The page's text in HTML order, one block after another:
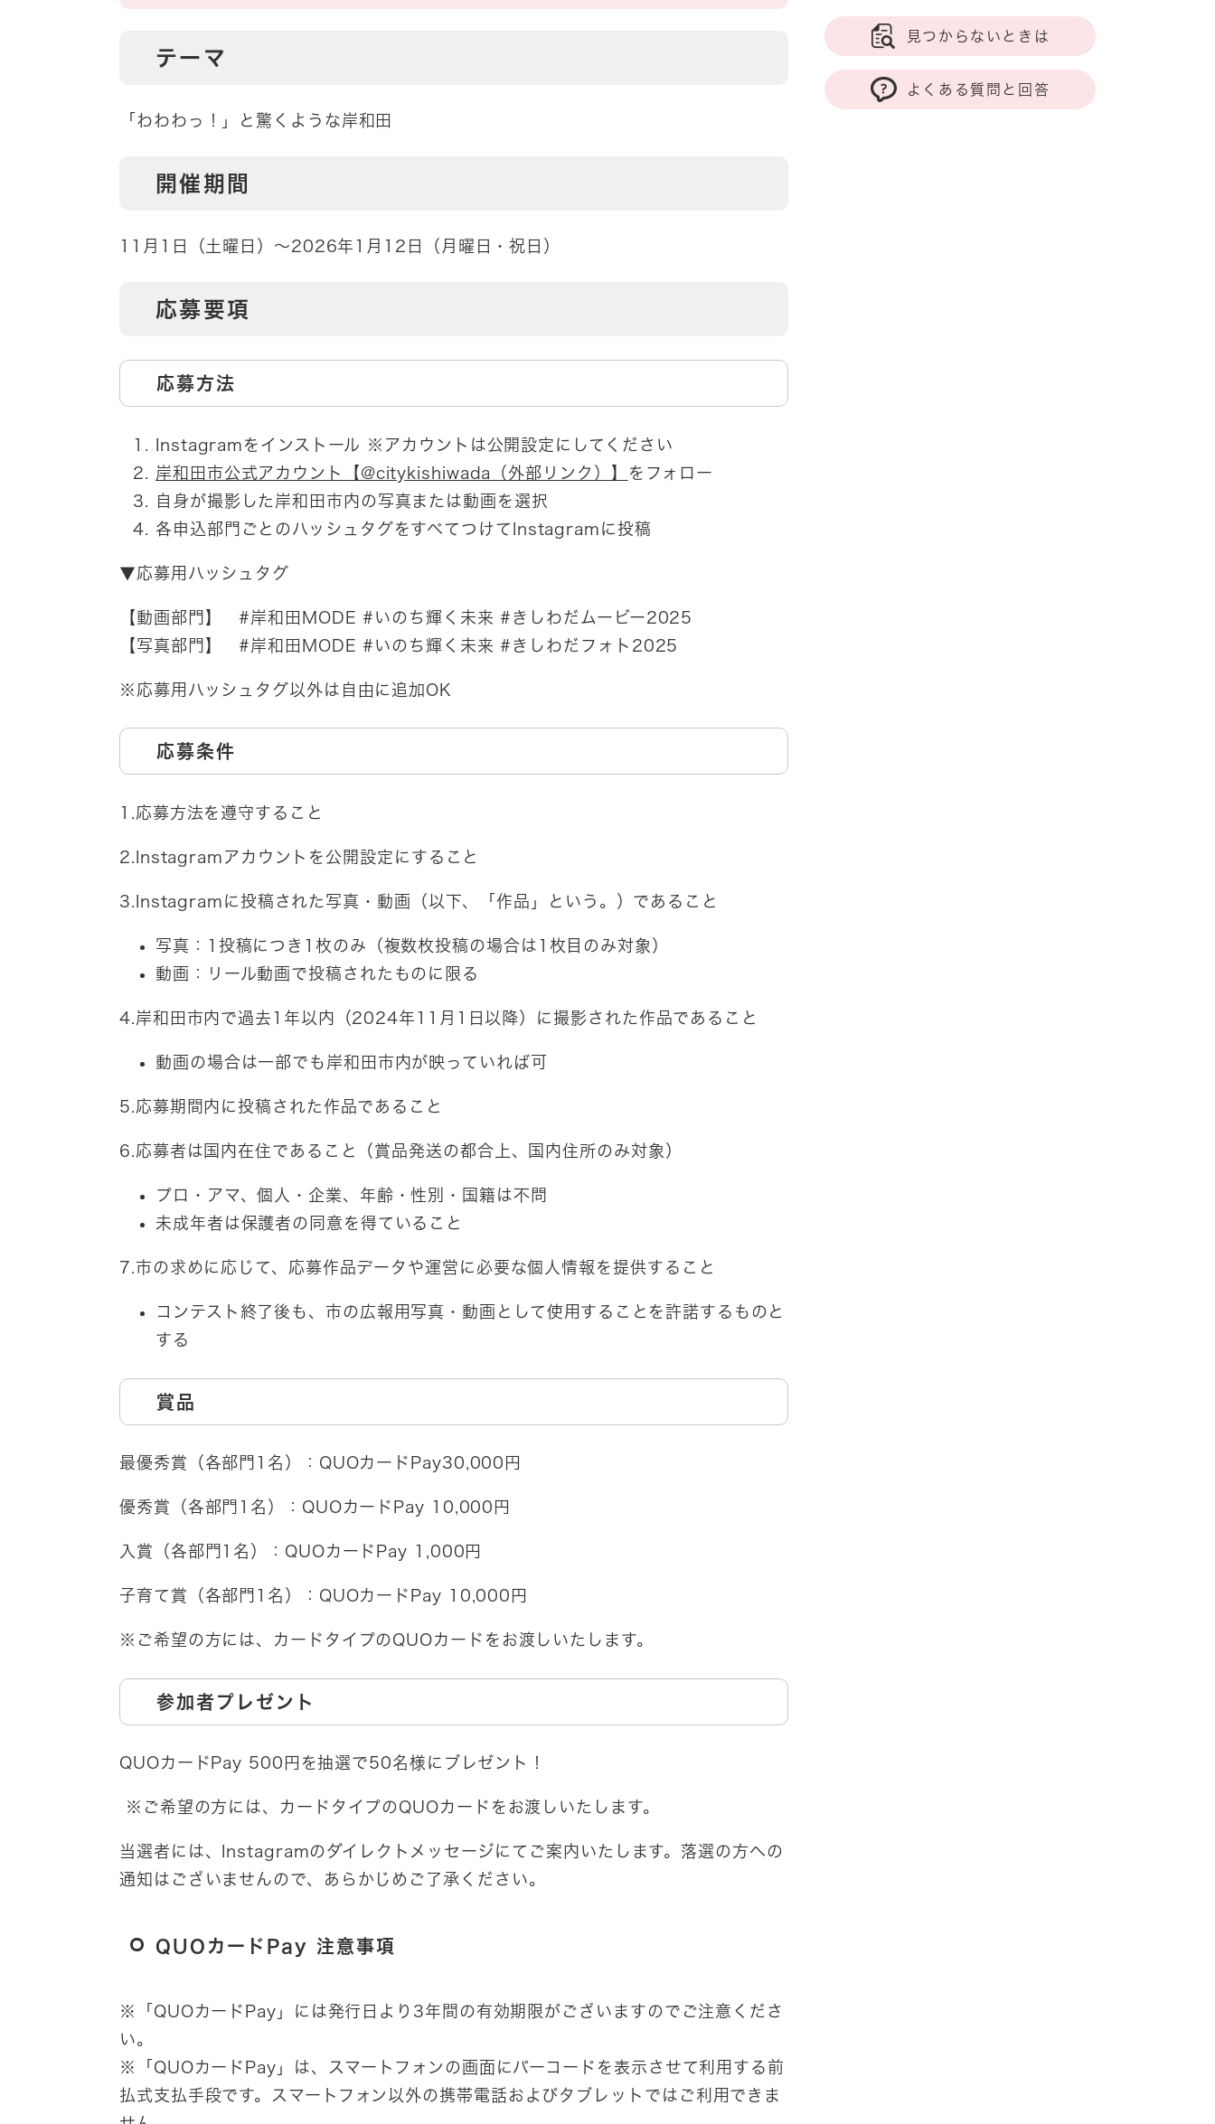
テーマ
「わわわっ！」と驚くような岸和田
開催期間
11月1日（土曜日）〜2026年1月12日（月曜日・祝日）
応募要項
応募方法
Instagramをインストール ※アカウントは公開設定にしてください
岸和田市公式アカウント【@citykishiwada（外部リンク）】
をフォロー
自身が撮影した岸和田市内の写真または動画を選択
各申込部門ごとのハッシュタグをすべてつけてInstagramに投稿
▼応募用ハッシュタグ
【動画部門】 #岸和田MODE #いのち輝く未来 #きしわだムービー2025
【写真部門】 #岸和田MODE #いのち輝く未来 #きしわだフォト2025
※応募用ハッシュタグ以外は自由に追加OK
応募条件
1.応募方法を遵守すること
2.Instagramアカウントを公開設定にすること
3.Instagramに投稿された写真・動画（以下、「作品」という。）であること
写真：1投稿につき1枚のみ（複数枚投稿の場合は1枚目のみ対象）
動画：リール動画で投稿されたものに限る
4.岸和田市内で過去1年以内（2024年11月1日以降）に撮影された作品であること
動画の場合は一部でも岸和田市内が映っていれば可
5.応募期間内に投稿された作品であること
6.応募者は国内在住であること（賞品発送の都合上、国内住所のみ対象）
プロ・アマ、個人・企業、年齢・性別・国籍は不問
未成年者は保護者の同意を得ていること
7.市の求めに応じて、応募作品データや運営に必要な個人情報を提供すること
コンテスト終了後も、市の広報用写真・動画として使用することを許諾するものと
する
賞品
最優秀賞（各部門1名）：QUOカードPay30,000円
優秀賞（各部門1名）：QUOカードPay 10,000円
入賞（各部門1名）：QUOカードPay 1,000円
子育て賞（各部門1名）：QUOカードPay 10,000円
※ご希望の方には、カードタイプのQUOカードをお渡しいたします。
参加者プレゼント
QUOカードPay 500円を抽選で50名様にブレゼント！
※ご希望の方には、カードタイプのQUOカードをお渡しいたします。
当選者には、Instagramのダイレクトメッセージにてご案内いたします。落選の方への
通知はございませんので、あらかじめご了承ください。
QUOカードPay 注意事項
※「QUOカードPay」には発行日より3年間の有効期限がございますのでご注意くださ
い。
※「QUOカードPay」は、スマートフォンの画面にバーコードを表示させて利用する前
払式支払手段です。スマートフォン以外の携帯電話およびタブレットではご利用できま
見つからないときは
よくある質問と回答